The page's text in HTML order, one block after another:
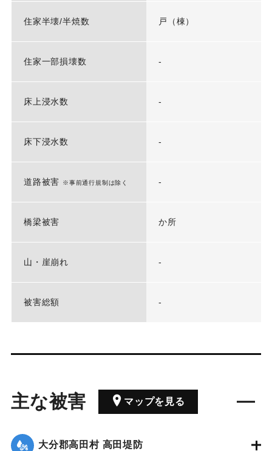
住家半壊/半焼数 戸（棟）
住家一部損壊数 -
床上浸水数 -
床下浸水数 -
道路被害 ※事前通行規制は除く -
橋梁被害 か所
山・崖崩れ -
被害総額 -
主な被害 マップを見る
大分郡高田村 高田堤防